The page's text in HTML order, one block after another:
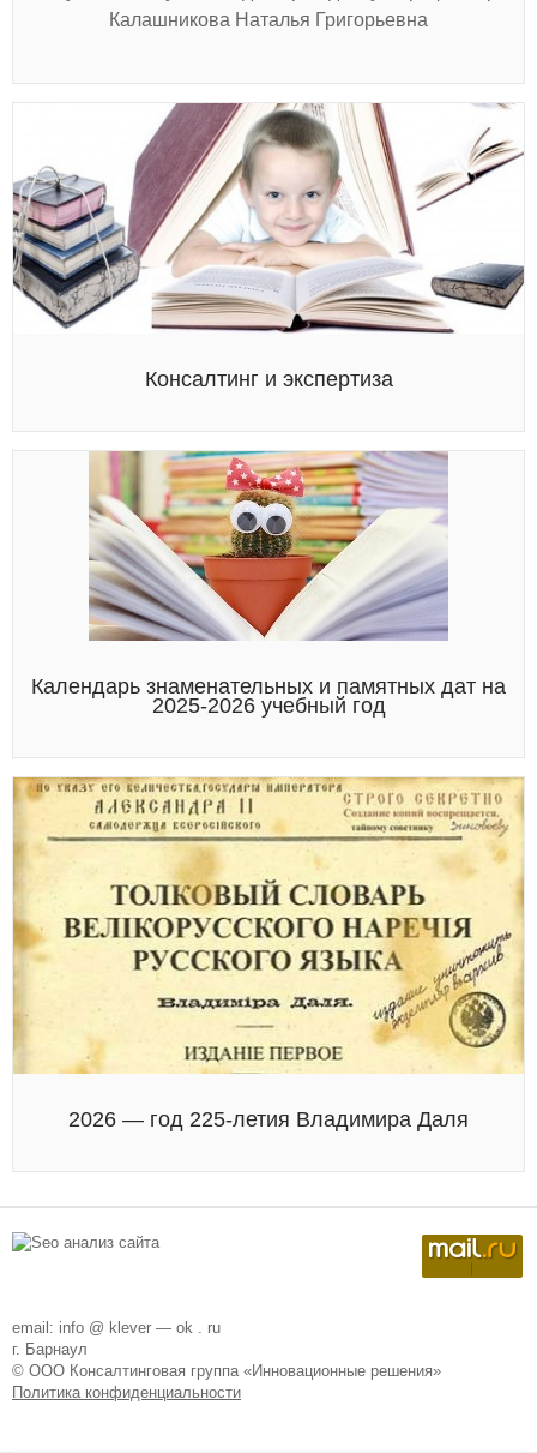
Калашникова Наталья Григорьевна
Консалтинг и экспертиза
Календарь знаменательных и памятных дат на
2025-2026 учебный год
2026 — год 225-летия Владимира Даля
email: info @ klever — ok . ru
г. Барнаул
© ООО Консалтинговая группа «Инновационные решения»
Политика конфиденциальности